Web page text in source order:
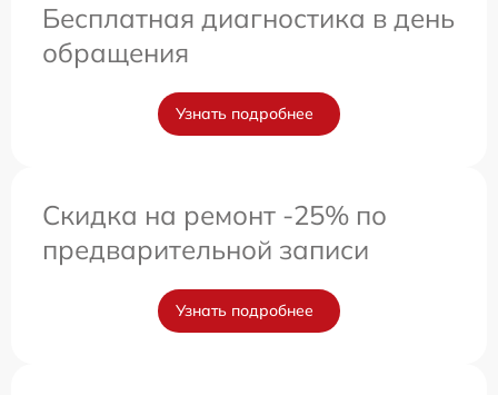
Бесплатная диагностика в день
обращения
Узнать подробнее
Скидка на ремонт -25% по
предварительной записи
Узнать подробнее